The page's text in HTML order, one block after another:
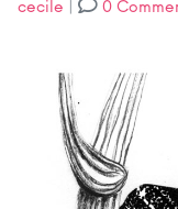
cecile | 0